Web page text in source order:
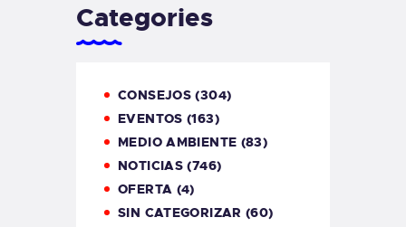
Categories
CONSEJOS (304)
EVENTOS (163)
MEDIO AMBIENTE (83)
NOTICIAS (746)
OFERTA (4)
SIN CATEGORIZAR (60)